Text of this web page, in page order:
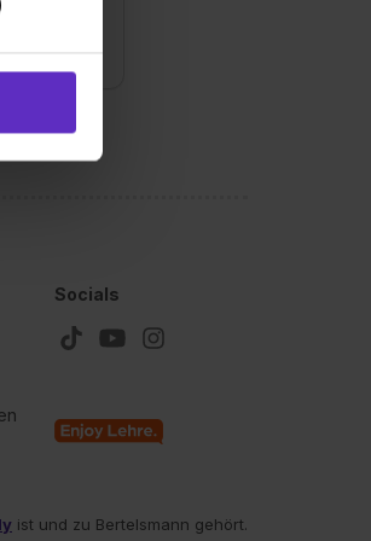
die
Socials
ist und zu Bertelsmann gehört.